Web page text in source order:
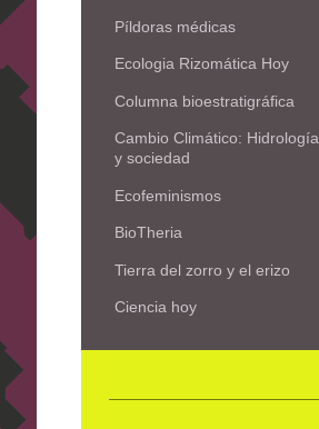
Píldoras médicas
Ecologia Rizomática Hoy
Columna bioestratigráfica
Cambio Climático: Hidrología
y sociedad
Ecofeminismos
BioTheria
Tierra del zorro y el erizo
Ciencia hoy